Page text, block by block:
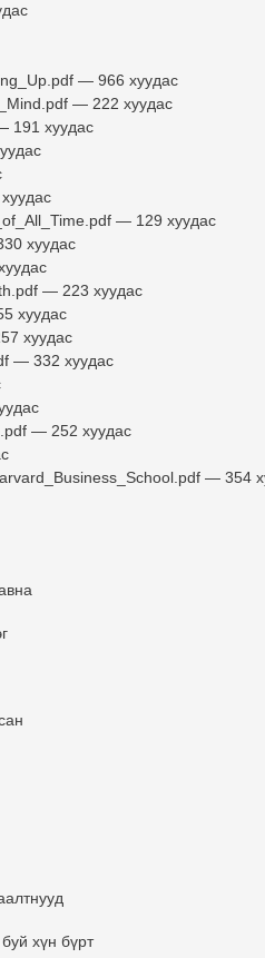
— 966 хуудас
— 222 хуудас
191 хуудас
— 129 хуудас
хуудас
— 223 хуудас
хуудас
хуудас
— 332 хуудас
— 252 хуудас
— 354
хүн бүрт